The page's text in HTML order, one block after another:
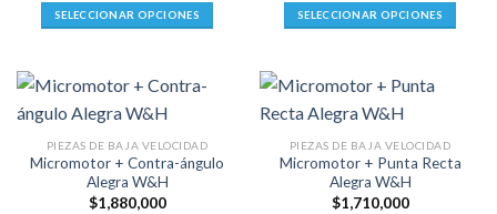
pueden
elegir
de
producto
SELECCIONAR OPCIONES
tiene
múltiples
Las
opciones
se
SELECCIONAR OPCIONES
tiene
múltiples
Las
opciones
se
PIEZAS DE BAJA VELOCIDAD
Micromotor + Contra-ángulo
Alegra W&H
$1,880,000
PIEZAS DE BAJA VELOCIDAD
Micromotor + Punta Recta
Alegra W&H
$1,710,000